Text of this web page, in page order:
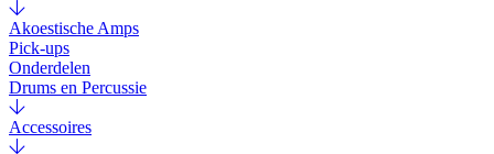
Akoestische Amps
Pick-ups
Onderdelen
Drums en Percussie
Accessoires